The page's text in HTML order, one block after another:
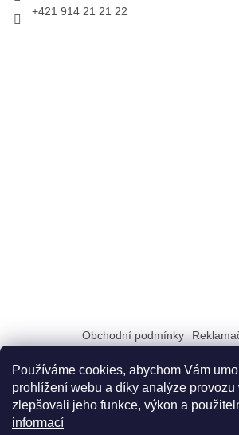
Používáme cookies, abychom Vám
prohlížení webu a díky analýze
zlepšovali jeho funkce, výkon a
informací
+421 914 21 21 22
Obchodní podmínky
Doprava a možnosti platby